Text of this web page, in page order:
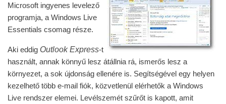
Microsoft ingyenes levelező
programja, a Windows Live
Essentials csomag része.
Aki eddig Outlook Express-t
használt, annak könnyű lesz átállnia rá, ismerős lesz a
környezet, a sok újdonság ellenére is. Segítségével egy helyen
kezelhető több e-mail fiók, közvetlenül elérhetők a Windows
Live rendszer elemei. Levélszemét szűrőt is kapott, amit